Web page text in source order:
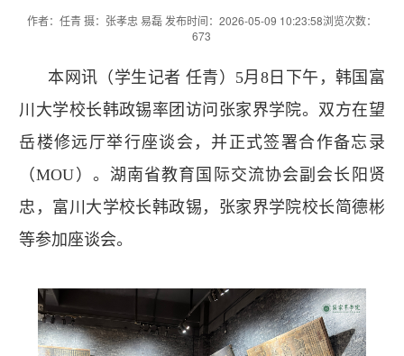
作者：任青 摄：张孝忠 易磊 发布时间：2026-05-09 10:23:58浏览次数：
673
本网讯（学生记者 任青）5月8日下午，韩国富
川大学校长韩政锡率团访问张家界学院。双方在望
岳楼修远厅举行座谈会，并正式签署合作备忘录
（MOU）。湖南省教育国际交流协会副会长阳贤
忠，富川大学校长韩政锡，张家界学院校长简德彬
等参加座谈会。